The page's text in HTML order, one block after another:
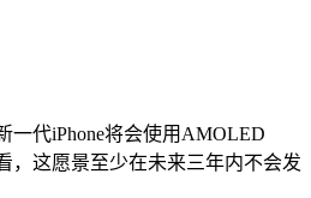
代iPhone将会使用AMOLED
，这愿景至少在未来三年内不会发